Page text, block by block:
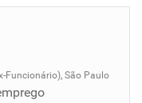
Funcionário), São Paulo